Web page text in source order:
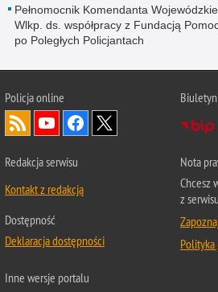
Pełnomocnik Komendanta
Wlkp. ds. współpracy z Fundacją
po Poległych Policjantach
Policja online
Redakcja serwisu
Kontakt z redakcją
Dostępność
Deklaracja dostępności
Nota
Chcesz
z
Inne wersje portalu